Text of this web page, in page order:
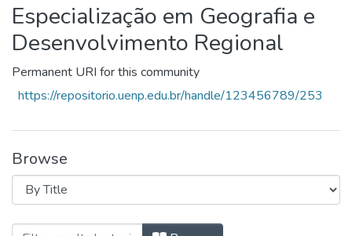
The Repository
Especialização em Geografia e
Desenvolvimento Regional
Permanent URI for this community
https://repositorio.uenp.edu.br/handle/123456789/253
Browse